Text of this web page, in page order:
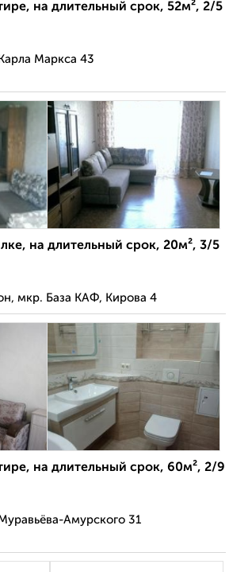
на длительный срок, 52м², 2/5
Маркса 43
на длительный срок, 20м², 3/5
мкр. База КАФ, Кирова 4
на длительный срок, 60м², 2/9
Амурского 31